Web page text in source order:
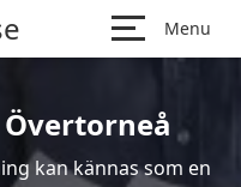
Menu
kan kännas som en